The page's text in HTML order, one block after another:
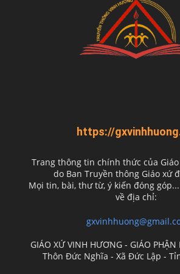
https://
Trang thông tin chính thức của
do Ban Truyền thông Giáo xứ
Mọi tin, bài, thư từ, ý kiến đóng
về địa chỉ:
GIÁO XỨ VINH HƯƠNG - GIÁO PHẬN
Thôn Đức Nghĩa - Xã Đức Lập -